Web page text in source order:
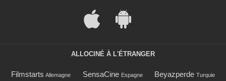
ALLOCINÉ À L'ÉTRANGER
Filmstarts Allemagne SensaCine Espagne Beyazperde Turquie